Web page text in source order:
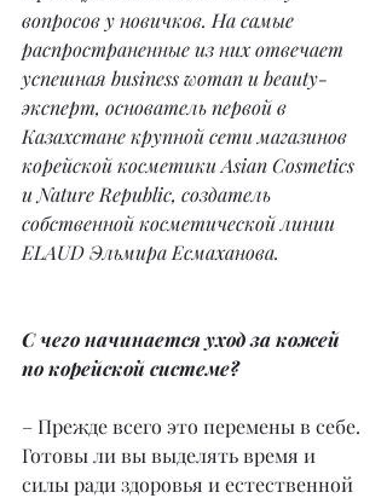
вопросов у новичков. На самые
распространенные из них отвечает
успешная business woman и beauty-
эксперт, основатель первой в
Казахстане крупной сети магазинов
корейской косметики Asian Cosmetics
и Nature Republic, создатель
собственной косметической линии
ELAUD Эльмира Есмаханова.
С чего начинается уход за кожей
по корейской системе?
– Прежде всего это перемены в себе.
Готовы ли вы выделять время и
силы ради здоровья и естественной